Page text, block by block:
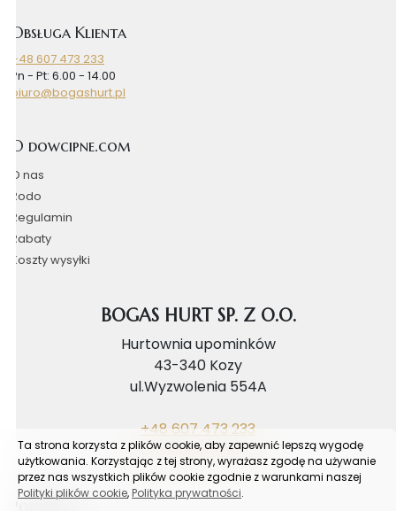
Obsługa Klienta
+48 607 473 233
Pn - Pt: 6.00 - 14.00
biuro@bogashurt.pl
O dowcipne.com
O nas
Rodo
Regulamin
Rabaty
Koszty wysyłki
BOGAS HURT SP. Z O.O.
Hurtownia upominków
43-340 Kozy
ul.Wyzwolenia 554A
+48 607 473 233
biuro@bogashurt.pl
Poradnik
Ta strona korzysta z plików cookie, aby zapewnić lepszą wygodę
użytkowania. Korzystając z tej strony, wyrażasz zgodę na używanie
przez nas wszystkich plików cookie zgodnie z warunkami naszej
Polityki plików cookie, Polityka prywatności.